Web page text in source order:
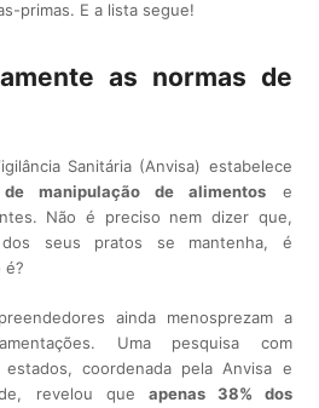
primas. E a lista segue!
as normas de
Sanitária (Anvisa) estabelece
manipulação de alimentos e
Não é preciso nem dizer que,
seus pratos se mantenha, é
é?
ainda menosprezam a
Uma pesquisa com
coordenada pela Anvisa e
revelou que apenas 38% dos